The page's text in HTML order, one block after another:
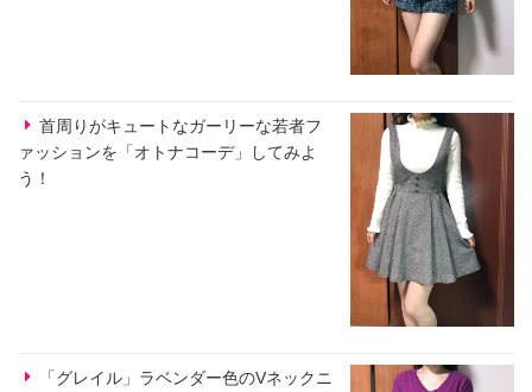
首周りがキュートなガーリーな若者フ
ァッションを「オトナコーデ」してみよ
う！
「グレイル」ラベンダー色のVネックニ